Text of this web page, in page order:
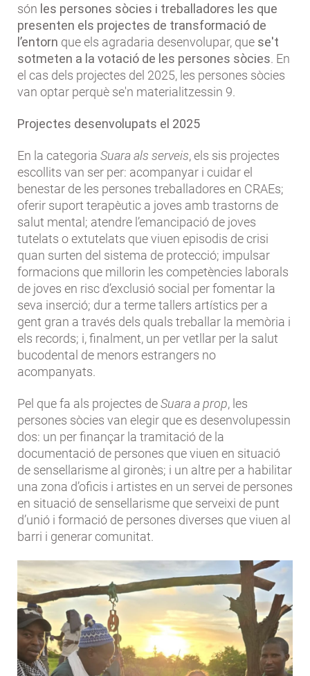
són les persones sòcies i treballadores les que
presenten els projectes de transformació de
l’entorn que els agradaria desenvolupar, que se't
sotmeten a la votació de les persones sòcies. En
el cas dels projectes del 2025, les persones sòcies
van optar perquè se'n materialitzessin 9.
Projectes desenvolupats el 2025
En la categoria Suara als serveis, els sis projectes
escollits van ser per: acompanyar i cuidar el
benestar de les persones treballadores en CRAEs;
oferir suport terapèutic a joves amb trastorns de
salut mental; atendre l’emancipació de joves
tutelats o extutelats que viuen episodis de crisi
quan surten del sistema de protecció; impulsar
formacions que millorin les competències laborals
de joves en risc d’exclusió social per fomentar la
seva inserció; dur a terme tallers artístics per a
gent gran a través dels quals treballar la memòria i
els records; i, finalment, un per vetllar per la salut
bucodental de menors estrangers no
acompanyats.
Pel que fa als projectes deSuara a prop, les
persones sòcies van elegir que es desenvolupessin
dos: un per finançar la tramitació de la
documentació de persones que viuen en situació
de sensellarisme al gironès; i un altre per a habilitar
una zona d’oficis i artistes en un servei de persones
en situació de sensellarisme que serveixi de punt
d’unió i formació de persones diverses que viuen al
barri i generar comunitat.